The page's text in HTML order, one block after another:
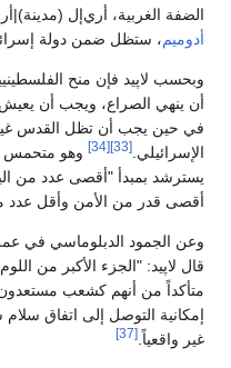
الضفة الغربية، أري‌إل
أدوميم، ستظل ضمن دولة
وبحسب لاپيد فإن منح
أن ينهي الصراع، ويجب أن
في حين يجب أن تظل القدس
الإسرائيلي. [33]
[34] وهو متحمس
يسترشد بمبدأ "أقصى عدد من
أقصى قدر من الأمن وأقل عدد
وعن الجمود الدبلوماسي في
قال لاپيد: "الجزء الأكبر من
متأكداً من أنهم كشعب مستعدون
إمكانية التوصل إلى اتفاق سلام
غير واقعياً. [37]